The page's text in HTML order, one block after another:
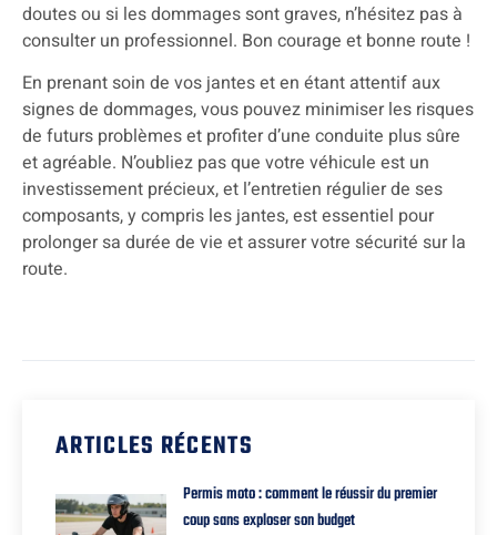
doutes ou si les dommages sont graves, n’hésitez pas à
consulter un professionnel. Bon courage et bonne route !
En prenant soin de vos jantes et en étant attentif aux
signes de dommages, vous pouvez minimiser les risques
de futurs problèmes et profiter d’une conduite plus sûre
et agréable. N’oubliez pas que votre véhicule est un
investissement précieux, et l’entretien régulier de ses
composants, y compris les jantes, est essentiel pour
prolonger sa durée de vie et assurer votre sécurité sur la
route.
ARTICLES RÉCENTS
Permis moto : comment le réussir du premier
coup sans exploser son budget